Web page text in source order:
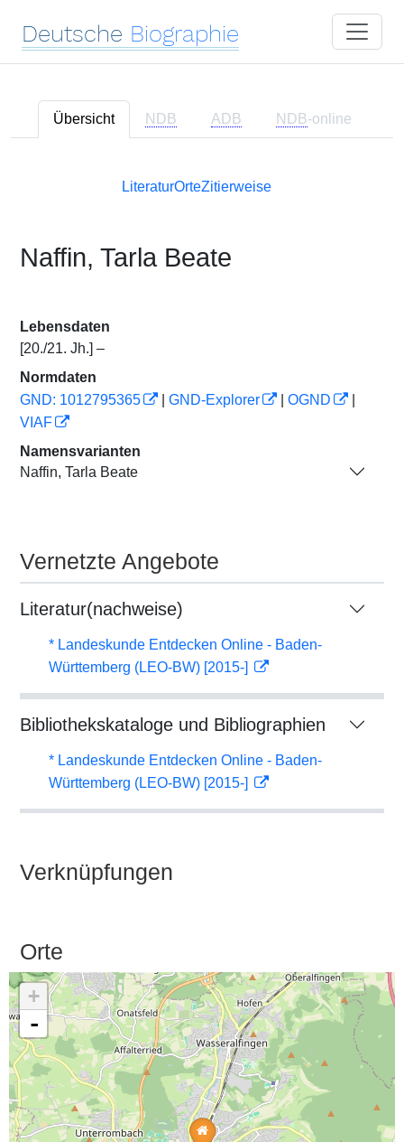
Deutsche Biographie
Übersicht NDB ADB NDB-online
LiteraturOrteZitierweise
Naffin, Tarla Beate
Lebensdaten
[20./21. Jh.] –
Normdaten
GND: 1012795365
GND-Explorer OGND
VIAF
Namensvarianten
Naffin, Tarla Beate
Vernetzte Angebote
Literatur(nachweise)
* Landeskunde Entdecken Online - Baden-
Württemberg (LEO-BW) [2015-]
Bibliothekskataloge und Bibliographien
* Landeskunde Entdecken Online - Baden-
Württemberg (LEO-BW) [2015-]
Verknüpfungen
Orte
+
-